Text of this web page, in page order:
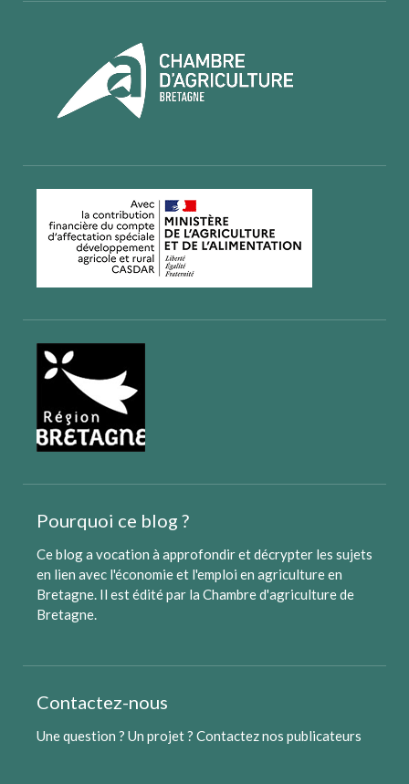
Pourquoi ce blog ?
Ce blog a vocation à approfondir et décrypter les sujets
en lien avec l'économie et l'emploi en agriculture en
Bretagne. Il est édité par la Chambre d'agriculture de
Bretagne.
Contactez-nous
Une question ? Un projet ? Contactez nos publicateurs